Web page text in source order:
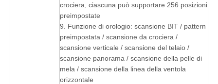
crociera, ciascuna può supportare 256 posizioni
preimpostate
9. Funzione di orologio: scansione BIT / pattern
preimpostata / scansione da crociera /
scansione verticale / scansione del telaio /
scansione panorama / scansione della pelle di
mela / scansione della linea della ventola
orizzontale